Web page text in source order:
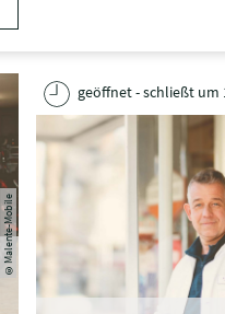
©
Malente-Mobile
geöffnet - schließt um